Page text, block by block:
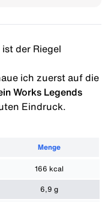
der Riegel
ich zuerst auf die
Works Legends
Eindruck.
Menge
166 kcal
6,9 g